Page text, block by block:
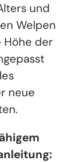
und
Welpen
Höhe der
neue